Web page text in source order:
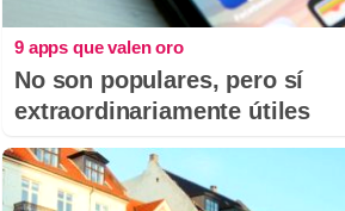
9 apps que valen oro
No son populares, pero sí
extraordinariamente útiles